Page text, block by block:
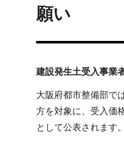
願い
建設発生土受入事業
大阪府都市整備部で
方を対象に、受入価
として公表されます